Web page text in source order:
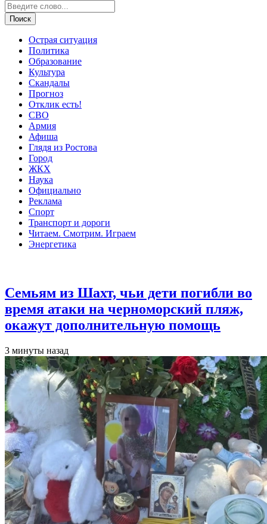
Острая ситуация
Политика
Образование
Культура
Скандалы
Прогноз
Отклик есть!
СВО
Армия
Афиша
Глядя из Ростова
Город
ЖКХ
Наука
Официально
Реклама
Спорт
Транспорт и дороги
Читаем. Смотрим. Играем
Энергетика
Семьям из Шахт, чьи дети погибли во
время атаки на черноморский пляж,
окажут дополнительную помощь
3 минуты назад